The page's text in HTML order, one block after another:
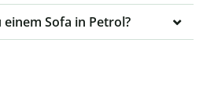
Sofa in Petrol?